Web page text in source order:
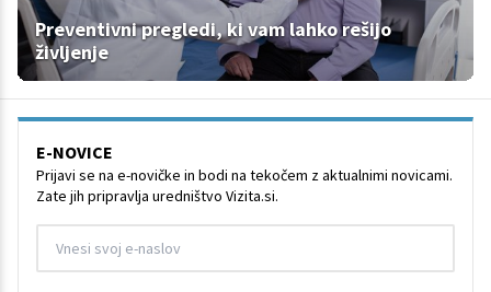
Preventivni pregledi, ki vam lahko rešijo
življenje
E-NOVICE
Prijavi se na e-novičke in bodi na tekočem z aktualnimi novicami.
Zate jih pripravlja uredništvo Vizita.si.